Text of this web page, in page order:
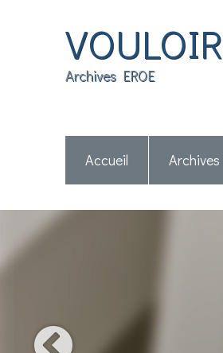
VOULOIR
Archives EROE
Accueil Archives